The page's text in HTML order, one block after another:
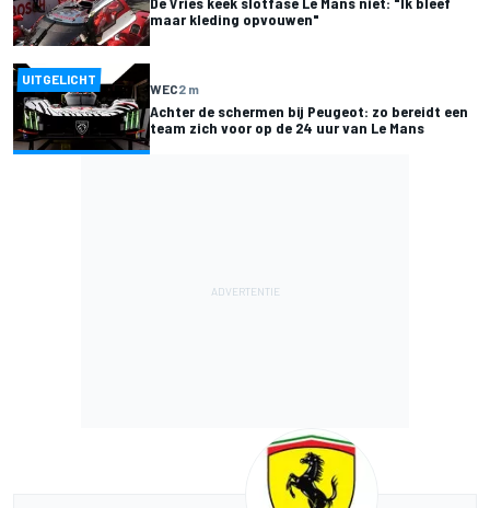
maar kleding opvouwen"
UITGELICHT
WEC2 m
Achter de schermen bij Peugeot: zo bereidt een
team zich voor op de 24 uur van Le Mans